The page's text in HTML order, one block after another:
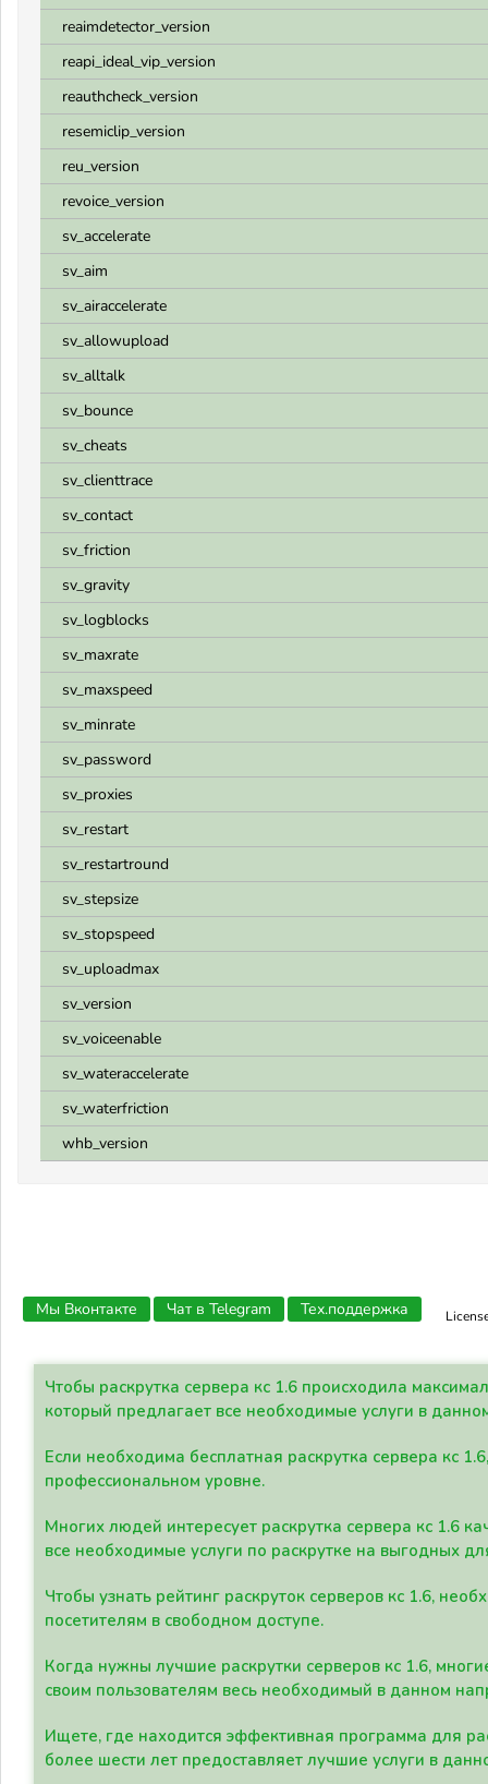
reaimdetector_version
reapi_ideal_vip_version
reauthcheck_version
resemiclip_version
reu_version
revoice_version
sv_accelerate
sv_aim
sv_airaccelerate
sv_allowupload
sv_alltalk
sv_bounce
sv_cheats
sv_clienttrace
sv_contact
sv_friction
sv_gravity
sv_logblocks
sv_maxrate
sv_maxspeed
sv_minrate
sv_password
sv_proxies
sv_restart
sv_restartround
sv_stepsize
sv_stopspeed
sv_uploadmax
sv_version
sv_voiceenable
sv_wateraccelerate
sv_waterfriction
whb_version
Мы Вконтакте Чат в Telegram Тех.поддержка
Чтобы раскрутка сервера кс 1.6 происходила
который предлагает все необходимые услуги в
Если необходима бесплатная раскрутка сервера кс
профессиональном уровне.
Многих людей интересует раскрутка сервера кс 1.6
все необходимые услуги по раскрутке на выгодных
Чтобы узнать рейтинг раскруток серверов кс 1.6,
посетителям в свободном доступе.
Когда нужны лучшие раскрутки серверов кс 1.6,
своим пользователям весь необходимый в данном
Ищете, где находится эффективная программа для
более шести лет предоставляет лучшие услуги в